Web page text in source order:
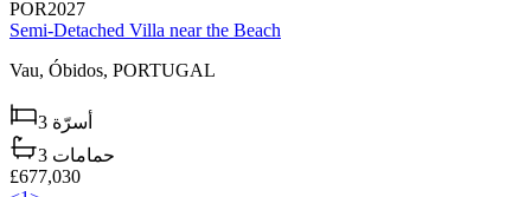
POR2027
Semi-Detached Villa near the Beach
Vau, Óbidos, PORTUGAL
3 أسرّة
3 حمامات
£677,030